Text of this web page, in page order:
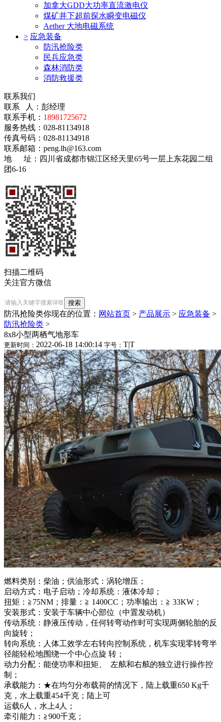
加拿大GDD大功率直流激电仪
煤矿井下超前探水瞬变电磁仪
Aether 大地电磁系统
> 应急装备
防汛抢险类
民兵应急类
森林消防类
消防救援类
联系我们
联系 人：彭经理
联系手机： 18981725672
服务热线：028-81134918
传真号码：028-81134918
联系邮箱： peng.lh@163.com
地 址： 四川省成都市锦江区经天里65号一层上东花园二组
团6-16
扫描二维码
关注官方微信
防汛抢险类你现在的位置： 网站首页 > 产品展示 > 应急装备 >
防汛抢险类 >
8x8小型两栖气地形车
更新时间： 2022-06-18 14:00:14 字号： T|T
燃料类别：柴油；供油形式：涡轮增压；
启动方式：电子启动；冷却系统：液体冷却；
扭矩：≧75NM；排量：≧ 1400CC；功率输出：≧ 33KW；
安装形式：安装于车辆中心部位（中置发动机）
传动系统：静液压传动，任何转弯动作时可实现两侧轮胎的反
向旋转；
转向系统：人体工效学左右转向控制系统，机车实现零转弯半
径能轻松地围绕一个中心点旋 转；
动力分配：能使功率和扭矩、 左舷和右舷的独立进行操作控
制；
承载能力：★在均匀分布载荷的情况下，陆上载重650 Kg千
克，水上载重454千克；陆上可
运载6人，水上4人；
牵引能力：≧900千克；